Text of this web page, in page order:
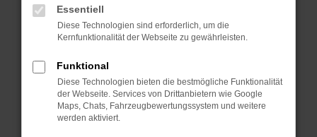
helfen können:
deine Internetverbindung.
Laden andere Webseiten, zum
Beispiel deine Suchmaschine?
Essentiell
Diese Technologien sind erforderlich, um die
Kernfunktionalität der Webseite zu gewährleisten.
Funktional
Diese Technologien bieten die bestmögliche Funktionalität
der Webseite. Services von Drittanbietern wie Google
Maps, Chats, Fahrzeugbewertungssystem und weitere
werden aktiviert.